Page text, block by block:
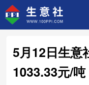
5月12日生意
1033.33元/吨